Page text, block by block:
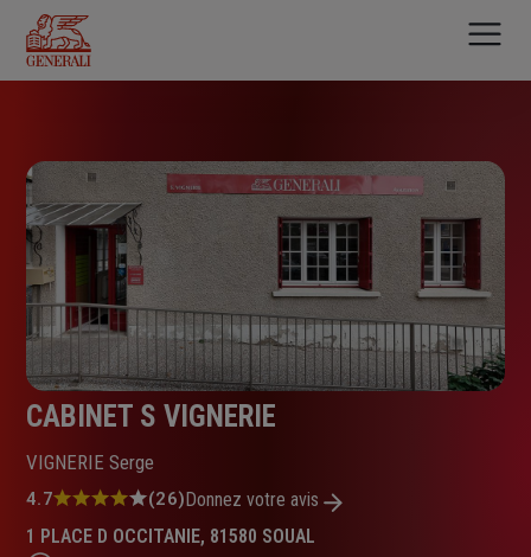
contenu
principal
CABINET S VIGNERIE
VIGNERIE Serge
Note
4.7
4.7 (26)Donnez votre avis
1 PLACE D OCCITANIE, 81580 SOUAL